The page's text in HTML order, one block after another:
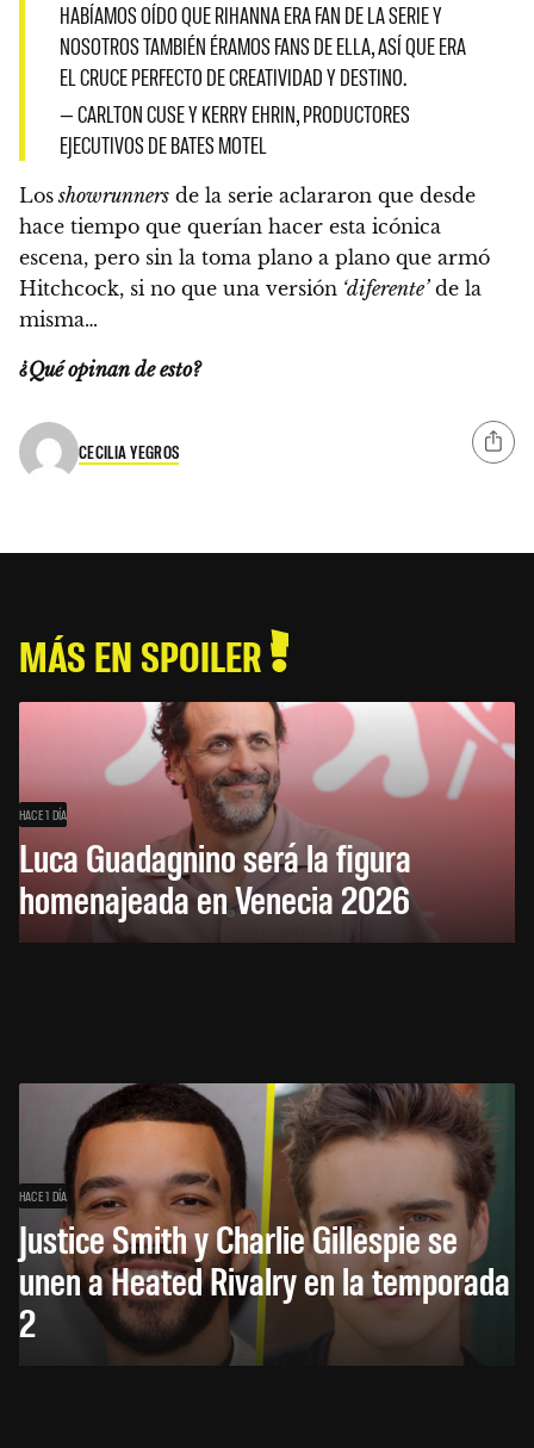
HABÍAMOS OÍDO QUE RIHANNA ERA FAN DE LA SERIE Y
NOSOTROS TAMBIÉN ÉRAMOS FANS DE ELLA, ASÍ QUE ERA
EL CRUCE PERFECTO DE CREATIVIDAD Y DESTINO.
— CARLTON CUSE Y KERRY EHRIN, PRODUCTORES
EJECUTIVOS DE BATES MOTEL
Losshowrunners de la serie aclararon que desde
hace tiempo que querían hacer esta icónica
escena, pero sin la toma plano a plano que armó
Hitchcock, si no que una versión ‘diferente’de la
misma…
¿Qué opinan de esto?
CECILIA YEGROS
MÁS EN SPOILER
HACE 1 DÍA
Luca Guadagnino será la figura
homenajeada en Venecia 2026
HACE 1 DÍA
Justice Smith y Charlie Gillespie se
unen a Heated Rivalry en la temporada
2